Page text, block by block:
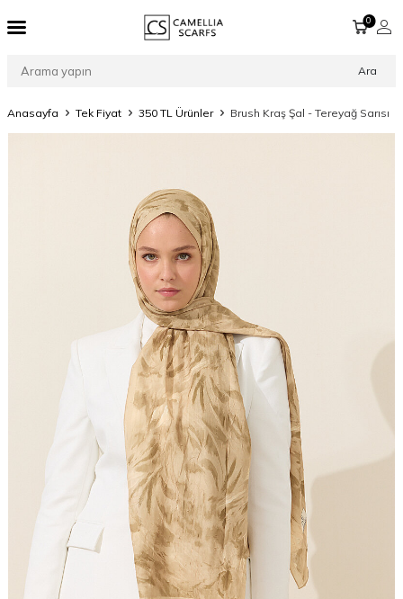
Ara
0
Anasayfa Tek Fiyat 350 TL Ürünler Brush Kraş Şal - Tereyağ Sarısı